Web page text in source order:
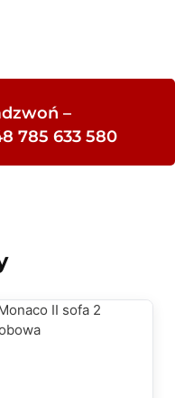
–
785 633 580